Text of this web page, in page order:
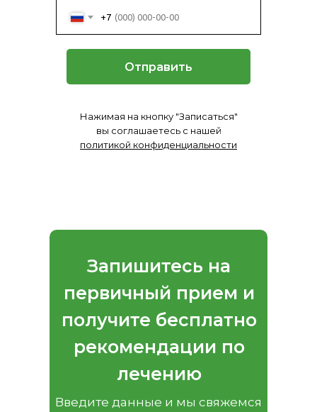
+7
Отправить
Нажимая на кнопку "Записаться"
вы соглашаетесь с нашей
политикой конфиденциальности
Запишитесь на
первичный прием и
получите бесплатно
рекомендации по
лечению
Введите данные и мы свяжемся